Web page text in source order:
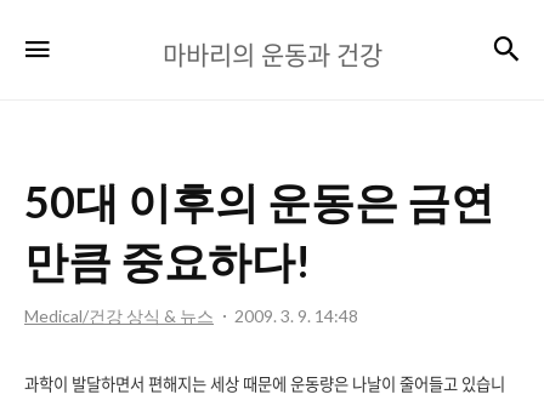
바
운
동
과
건
강
마바리의 운동과 건강
50대 이후의 운동은 금연
만큼 중요하다!
Medical/건강 상식 & 뉴스 2009. 3. 9. 14:48
과학이 발달하면서 편해지는 세상 때문에 운동량은 나날이 줄어들고 있습니